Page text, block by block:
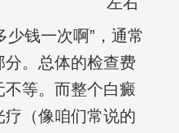
少钱一次啊”，通常
。总体的检查费
等。而整个白癜
疗（像咱们常说的